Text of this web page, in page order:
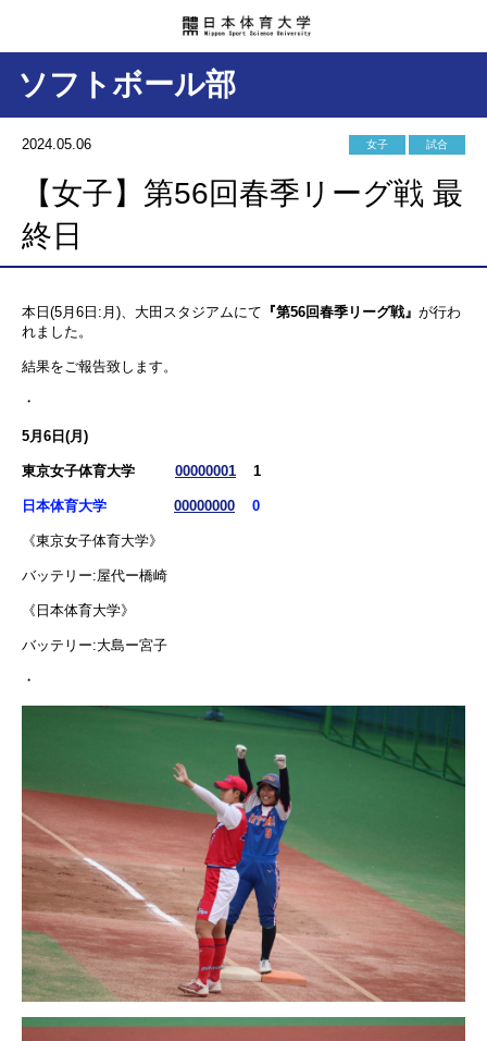
ソフトボール部
2024.05.06 女子 試合
【女子】第56回春季リーグ戦 最
終日
本日(5月6日:月)、大田スタジアムにて 『第56回春季リーグ戦』 が行わ
れました。
結果をご報告致します。
・
5月6日(月)
東京女子体育大学 00000001 1
日本体育大学 00000000 0
《東京女子体育大学》
バッテリー:屋代ー橋崎
《日本体育大学》
バッテリー:大島ー宮子
・